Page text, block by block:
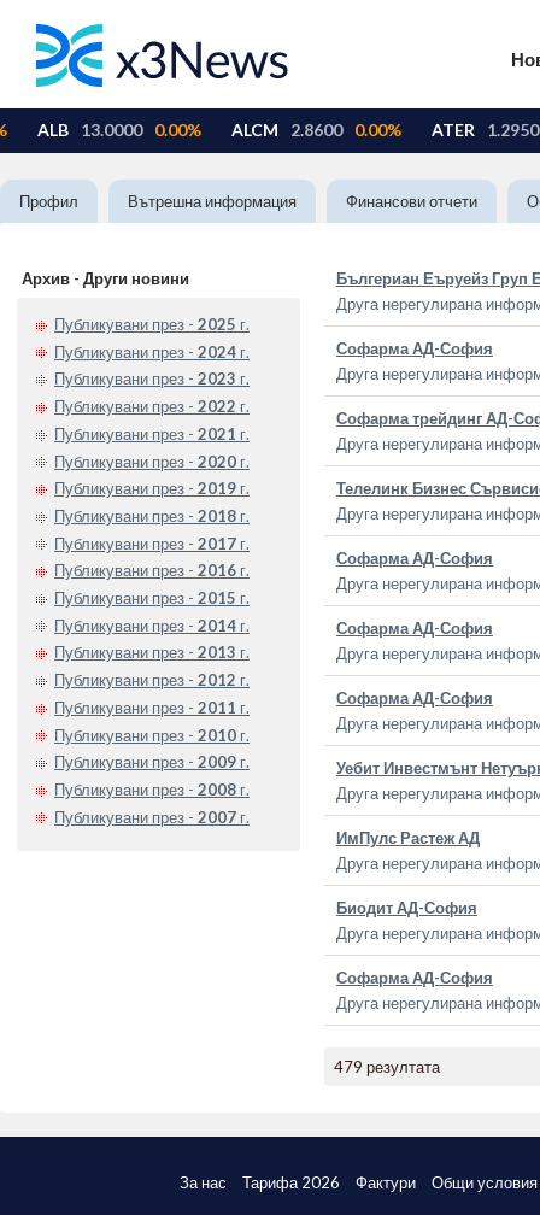
Профил Вътрешна информация Финансови отчети
Архив - Други новини
Публикувани през - 2025 г.
Публикувани през - 2024 г.
Публикувани през - 2023 г.
Публикувани през - 2022 г.
Публикувани през - 2021 г.
Публикувани през - 2020 г.
Публикувани през - 2019 г.
Публикувани през - 2018 г.
Публикувани през - 2017 г.
Публикувани през - 2016 г.
Публикувани през - 2015 г.
Публикувани през - 2014 г.
Публикувани през - 2013 г.
Публикувани през - 2012 г.
Публикувани през - 2011 г.
Публикувани през - 2010 г.
Публикувани през - 2009 г.
Публикувани през - 2008 г.
Публикувани през - 2007 г.
Бългериан Еъруейз
Друга нерегулирана
Софарма АД-София
Друга нерегулирана
Софарма трейдинг АД-
Друга нерегулирана
Телелинк Бизнес
Друга нерегулирана
Софарма АД-София
Друга нерегулирана
Софарма АД-София
Друга нерегулирана
Софарма АД-София
Друга нерегулирана
Уебит Инвестмънт
Друга нерегулирана
ИмПулс Растеж АД
Друга нерегулирана
Биодит АД-София
Друга нерегулирана
Софарма АД-София
Друга нерегулирана
479 резултата
За нас Тарифа 2026 Фактури Общи условия